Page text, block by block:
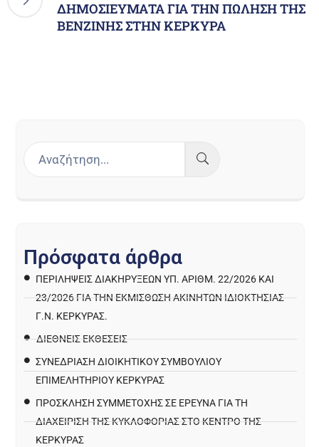
ΔΗΜΟΣΙΕΥΜΑΤΑ ΓΙΑ ΤΗΝ ΠΩΛΗΣΗ ΤΗΣ
ΒΕΝΖΙΝΗΣ ΣΤΗΝ ΚΕΡΚΥΡΑ
Πρόσφατα άρθρα
ΠΕΡΙΛΉΨΕΙΣ ΔΙΑΚΗΡΎΞΕΩΝ ΥΠ. ΑΡΙΘΜ. 22/2026 ΚΑΙ
23/2026 ΓΙΑ ΤΗΝ ΕΚΜΊΣΘΩΣΗ ΑΚΙΝΉΤΩΝ ΙΔΙΟΚΤΗΣΊΑΣ
Γ.Ν. ΚΈΡΚΥΡΑΣ.
ΔΙΕΘΝΕΙΣ ΕΚΘΕΣΕΙΣ
ΣΥΝΕΔΡΙΑΣΗ ΔΙΟΙΚΗΤΙΚΟΥ ΣΥΜΒΟΥΛΙΟΥ
ΕΠΙΜΕΛΗΤΗΡΙΟΥ ΚΕΡΚΥΡΑΣ
ΠΡΌΣΚΛΗΣΗ ΣΥΜΜΕΤΟΧΉΣ ΣΕ ΈΡΕΥΝΑ ΓΙΑ ΤΗ
ΔΙΑΧΕΊΡΙΣΗ ΤΗΣ ΚΥΚΛΟΦΟΡΊΑΣ ΣΤΟ ΚΈΝΤΡΟ ΤΗΣ
ΚΈΡΚΥΡΑΣ